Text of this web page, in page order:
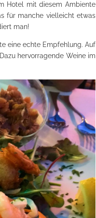
Hotel mit diesem Ambiente
für manche vielleicht etwas
man!
eine echte Empfehlung. Auf
hervorragende Weine im